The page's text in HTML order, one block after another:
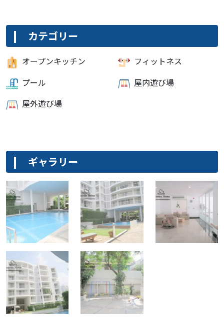
カテゴリー
オープンキッチン
フィットネス
プール
屋内遊び場
屋外遊び場
ギャラリー